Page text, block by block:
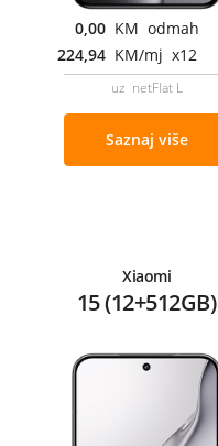
0,00 KM odmah
224,94 KM/mj x12
uz netFlat L
Saznaj više
Xiaomi
15 (12+512GB)